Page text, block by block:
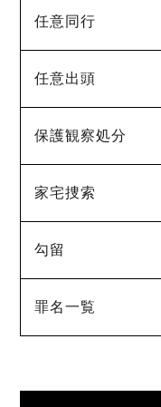
任意同行
任意出頭
保護観察処分
家宅捜索
勾留
罪名一覧